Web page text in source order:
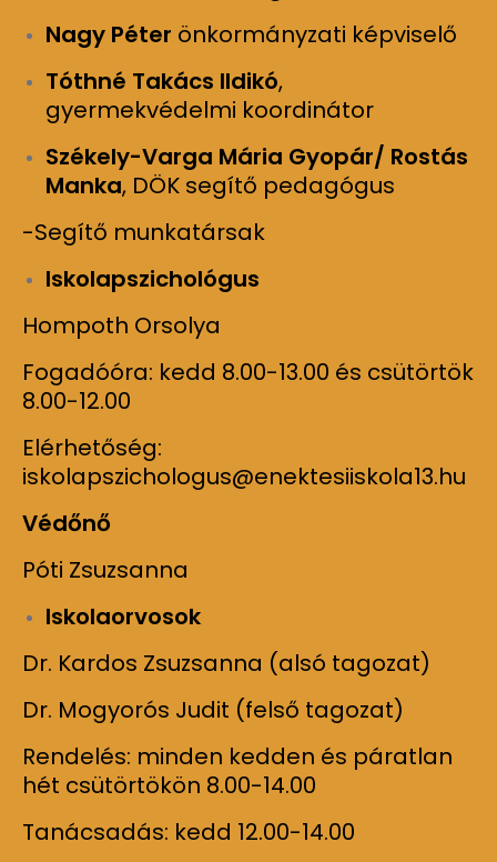
Nagy Péter önkormányzati képviselő
Tóthné Takács Ildikó,
gyermekvédelmi koordinátor
Székely-Varga Mária Gyopár/ Rostás
Manka, DÖK segítő pedagógus
-Segítő munkatársak
Iskolapszichológus
Hompoth Orsolya
Fogadóóra: kedd 8.00-13.00 és csütörtök
8.00-12.00
Elérhetőség:
iskolapszichologus@enektesiiskola13.hu
Védőnő
Póti Zsuzsanna
Iskolaorvosok
Dr. Kardos Zsuzsanna (alsó tagozat)
Dr. Mogyorós Judit (felső tagozat)
Rendelés: minden kedden és páratlan
hét csütörtökön 8.00-14.00
Tanácsadás: kedd 12.00-14.00